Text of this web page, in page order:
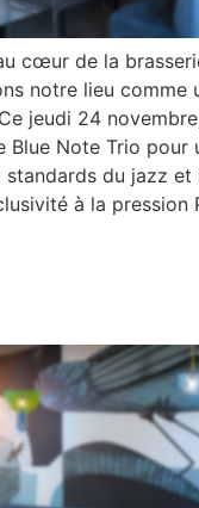
cœur de la
notre lieu comme
jeudi 24
Blue Note Trio pour
standards du jazz
à la pression